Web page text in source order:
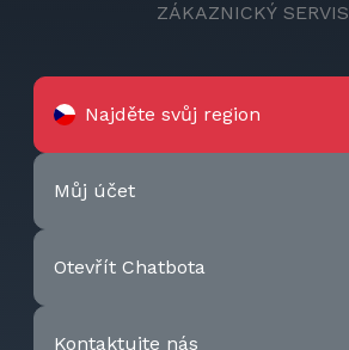
ZÁKAZNICKÝ SERVIS
Najděte svůj region
Můj účet
Otevřít Chatbota
Kontaktujte nás